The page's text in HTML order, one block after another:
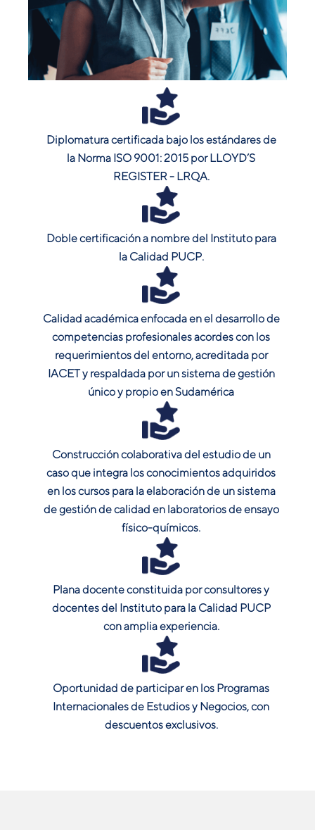
Diplomatura certificada bajo los estándares de
la Norma ISO 9001: 2015 por LLOYD’S
REGISTER - LRQA.
Doble certificación a nombre del Instituto para
la Calidad PUCP.
Calidad académica enfocada en el desarrollo de
competencias profesionales acordes con los
requerimientos del entorno, acreditada por
IACET y respaldada por un sistema de gestión
único y propio en Sudamérica
Construcción colaborativa del estudio de un
caso que integra los conocimientos adquiridos
en los cursos para la elaboración de un sistema
de gestión de calidad en laboratorios de ensayo
físico-químicos.
Plana docente constituida por consultores y
docentes del Instituto para la Calidad PUCP
con amplia experiencia.
Oportunidad de participar en los Programas
Internacionales de Estudios y Negocios, con
descuentos exclusivos.